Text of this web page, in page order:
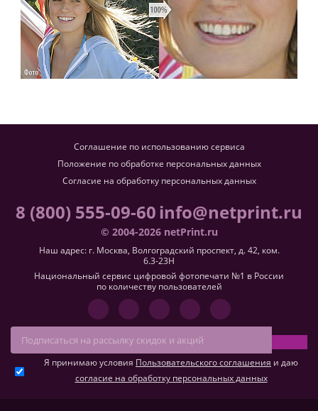
Соглашение по использованию сервиса
Положение по обработке персональных данных
Согласие на обработку персональных данных
8 (800) 555-09-60info@netprint.ru
© 2004-2026 netPrint.ru
Наш адрес: г. Москва, Волгоградский проспект, д. 42, ком.
6.3-23H
Национальный сервис цифровой фотопечати №1 в России
по количеству пользователей
Я принимаю условия Пользовательского соглашения и даю
согласие на обработку персональных данных